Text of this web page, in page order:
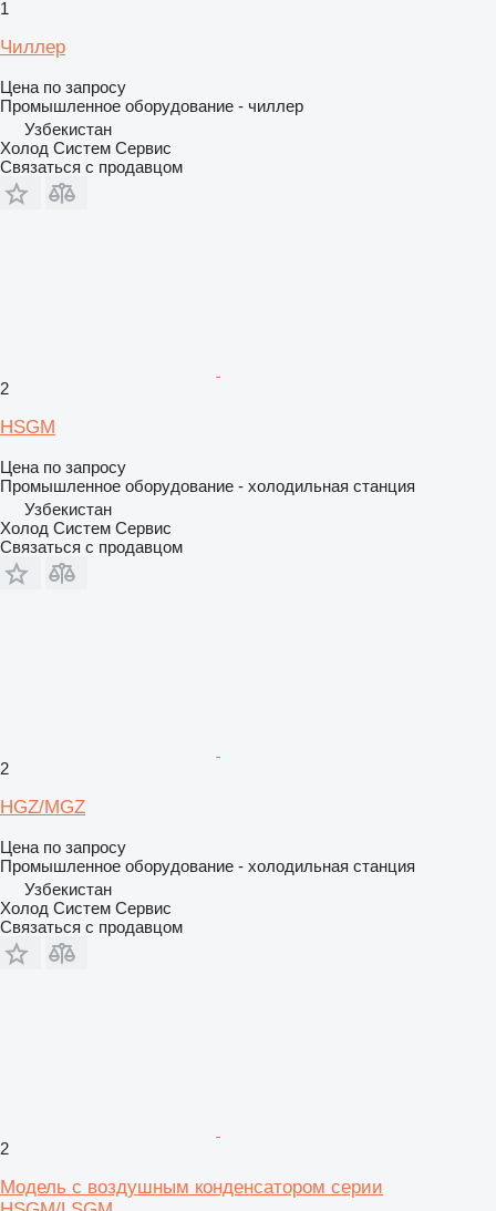
1
Чиллер
Цена по запросу
Промышленное оборудование - чиллер
Узбекистан
Холод Систем Сервис
Связаться с продавцом
2
HSGM
Цена по запросу
Промышленное оборудование - холодильная станция
Узбекистан
Холод Систем Сервис
Связаться с продавцом
2
HGZ/MGZ
Цена по запросу
Промышленное оборудование - холодильная станция
Узбекистан
Холод Систем Сервис
Связаться с продавцом
2
Модель с воздушным конденсатором серии